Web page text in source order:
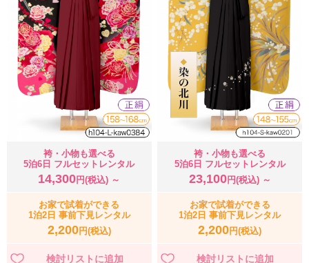
袴・小物も選べる
5泊6日 フルセットレンタル
14,300 円(税込) ～
お家で試着ができる
1泊2日 事前下見レンタル
2,200円(税込)
袴・小物も選べる
5泊6日 フルセットレンタル
23,100円(税込) ～
お家で試着ができる
1泊2日 事前下見レンタル
2,200円(税込)